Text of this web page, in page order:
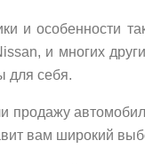
и особенности
и многих
для себя.
продажу
вам широкий